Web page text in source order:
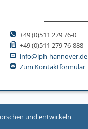
+49 (0)511 279 76-0
+49 (0)511 279 76-888
info@iph-hannover.de
Zum Kontaktformular
und entwickeln